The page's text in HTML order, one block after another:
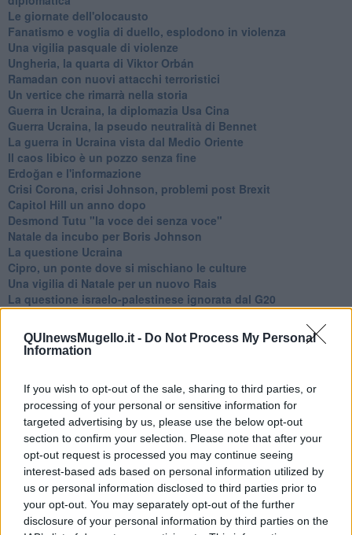
QUInewsMugello.it - Do Not Process My Personal
Information
If you wish to opt-out of the sale, sharing to third parties, or
processing of your personal or sensitive information for
targeted advertising by us, please use the below opt-out
section to confirm your selection. Please note that after your
opt-out request is processed you may continue seeing
interest-based ads based on personal information utilized by
us or personal information disclosed to third parties prior to
your opt-out. You may separately opt-out of the further
disclosure of your personal information by third parties on the
Le giornate dell'olocausto
Fanatismo e voglia di duello, esplodono in violenza
Una vigilia pasquale di violenze
Ungheria, la quarta di Viktor Orbán
Ramadan con nuovi attacchi terroristici
Un vertice che rimarrà nella storia
Guerra in Ucraina, la diplomazia Usa Cina
Guerra Ucraina, la pseudo neutralità di Bennet
La guerra in Ucraina vista dal Medio Oriente
​Il caos libico è un pozzo senza fine
Erdoğan e l'informazione
Crisi Corona, crisi Johnson, problemi post Brexit
Capitol Hill un anno dopo
Desmond Tutu "la voce dei senza voce"
Natale da incubo per Boris Johnson
La questione Ucraina
Cipro, un ponte dove si mischiano le culture
Una vigilia di Natale per un nuovo Rais
La questione israelo-palestinese ignorata dal G20
Erdogan continua a sfidare l'Occidente
Libano, collasso economico e guerra civile
Johnson, da Trump a Biden alla Brexit
Papa Bergoglio vedrà Viktor Orbán
Bennet, un giorno in attesa di Biden
Il ritorno dei talebani
​La lenta agonia del Libano
Sudafrica, è allarme alimentare
Usa di nuovo al centro della geopolitica internazionale
L’appuntamento di Israele con il cambiamento
La farsa delle elezioni in Siria
In Medioriente non ci sono favole, solo realtà